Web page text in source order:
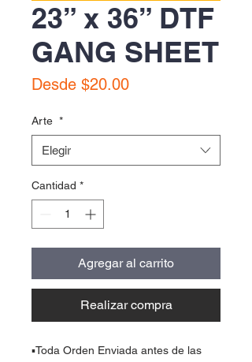
23” x 36” DTF
GANG SHEET
Desde $20.00Precio
Arte *
Elegir
Cantidad *
Agregar al carrito
Realizar compra
▪️Toda Orden Enviada antes de las